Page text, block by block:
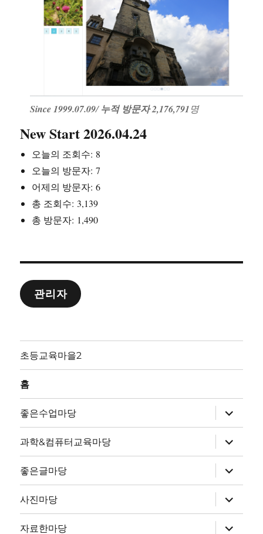
Since 1999.07.09/누적 방문자 2,176,791명
New Start 2026.04.24
오늘의 조회수: 8
오늘의 방문자:7
어제의 방문자:6
총 조회수: 3,139
총 방문자: 1,490
관리자
초등교육마을2
홈
좋은수업마당
위
메
뉴
확
장
과학&컴퓨터교육마당
위
메
뉴
확
장
좋은글마당
위
메
뉴
확
장
사진마당
위
메
뉴
자료한마당